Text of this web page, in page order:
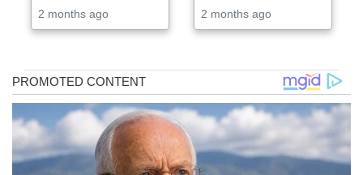
2 months ago 2 months ago